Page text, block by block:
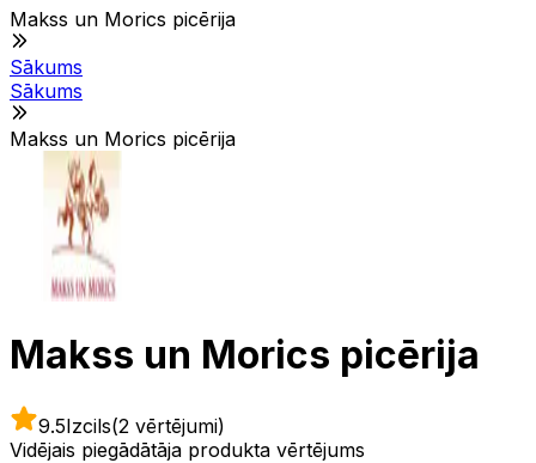
Makss un Morics picērija
Sākums
Sākums
Makss un Morics picērija
Makss un Morics picērija
9.5Izcils(2 vērtējumi)
Vidējais piegādātāja produkta vērtējums